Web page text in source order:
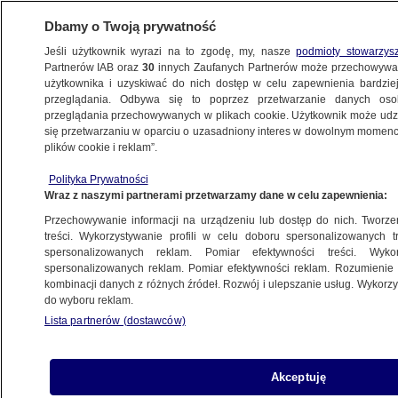
POLSKA
Prezes Izby Pracy: to co, mam teraz iść i je
zabrać przewodniczącej składu?
5.01.2024, 14:25
Udostępnij
Dbamy o Twoją prywatność
Jeśli użytkownik wyrazi na to zgodę, my, naszepodmioty
Partnerów IAB oraz30 innych Zaufanych Partnerów może
użytkownika i uzyskiwać do nich dostęp w celu zapewnienia
przeglądania. Odbywa się to poprzez przetwarzanie danych
przeglądania przechowywanych w plikach cookie. Użytkownik może
się przetwarzaniu w oparciu o uzasadniony interes w dowolnym
plików cookie i reklam”.
Polityka Prywatności
Wraz z naszymi partnerami przetwarzamy dane w celu zapewnienia:
Przechowywanie informacji na urządzeniu lub dostęp do nich.
treści. Wykorzystywanie profili w celu doboru spersonalizowanych
spersonalizowanych reklam. Pomiar efektywności treści.
spersonalizowanych reklam. Pomiar efektywności reklam.
kombinacji danych z różnych źródeł. Rozwój i ulepszanie usług.
do wyboru reklam.
Lista partnerów (dostawców)
Akceptuję